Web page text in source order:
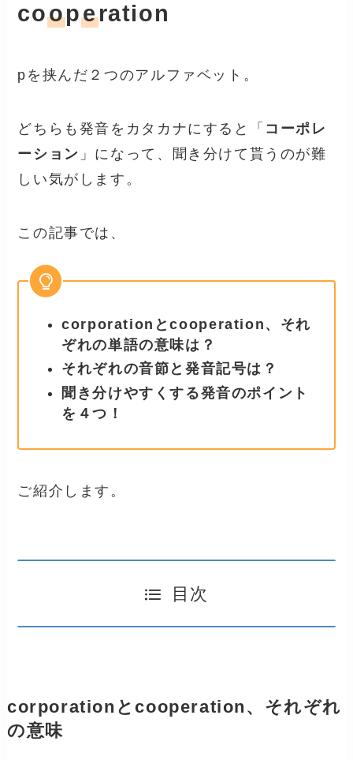
cooperation
pを挟んだ２つのアルファベット。
どちらも発音をカタカナにすると「 コーポレ
ーション 」になって、聞き分けて貰うのが難
しい気がします。
この記事では、
corporationとcooperation、それ
ぞれの単語の意味は？
それぞれの音節と発音記号は？
聞き分けやすくする発音のポイント
を４つ！
ご紹介します。
目次
corporationとcooperation、それぞれ
の意味